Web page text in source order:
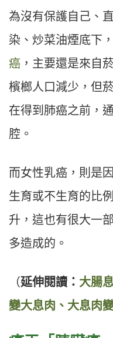
為沒有保護自己、
染、炒菜油煙底下
癌 ，主要還是來自
檳榔人口減少，但
在得到肺癌之前，
腔。
而女性乳癌，則是
生育或不生育的比
升，這也有很大一
多造成的。
（延伸閱讀： 大腸
變大息肉、大息肉